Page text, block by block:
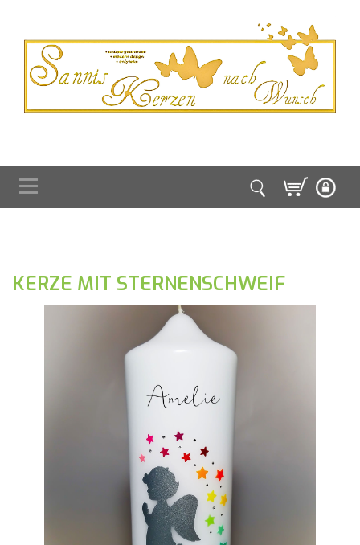
KERZE MIT STERNENSCHWEIF